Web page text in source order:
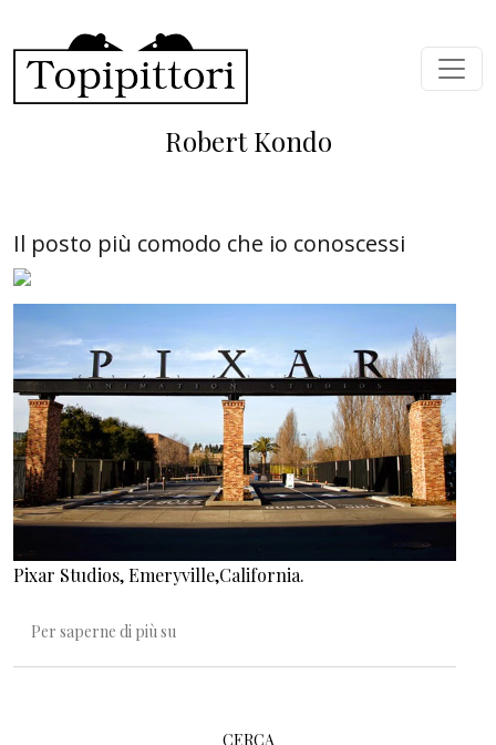
Robert Kondo
Il posto più comodo che io conoscessi
Pixar Studios, Emeryville,California.
Per saperne di più su
CERCA